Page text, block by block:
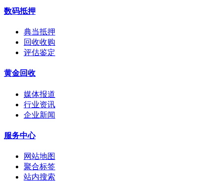
数码抵押
典当抵押
回收收购
评估鉴定
黄金回收
媒体报道
行业资讯
企业新闻
服务中心
网站地图
聚合标签
站内搜索